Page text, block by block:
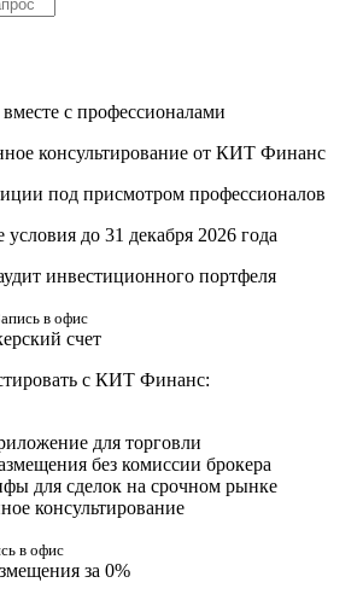
с профессионалами
консультирование от КИТ Финанс
под присмотром профессионалов
до 31 декабря 2026 года
инвестиционного портфеля
в офис
счет
с КИТ Финанс:
для торговли
без комиссии брокера
для сделок на срочном рынке
консультирование
в офис
за 0%